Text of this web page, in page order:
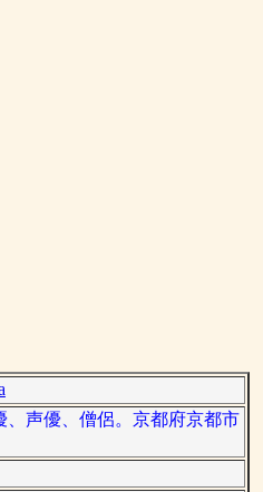
、声優、僧侶。京都府京都市